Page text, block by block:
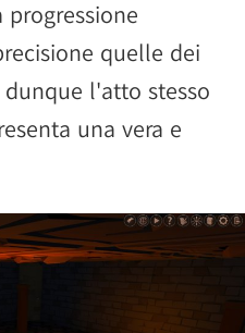
quelle dei
dunque l'atto stesso
una vera e